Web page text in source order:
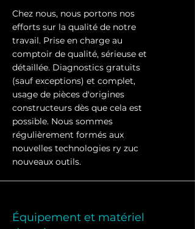
Chez nous, nous portons nos
efforts sur la qualité de notre
travail. Prise en charge au
comptoir de qualité, sérieuse et
détaillée. Diagnostics gratuits
(sauf exceptions) et complet,
usage de pièces d'origines
constructeurs dès que cela est
possible. Nous sommes
régulièrement formés aux
nouvelles technologies ry zuc
nouveaux outils.
Équipement et matériel